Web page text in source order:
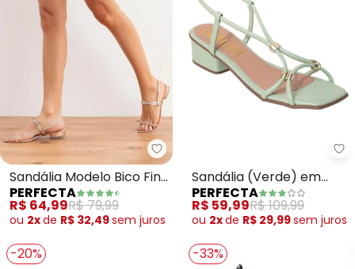
Perfecta - Sandália Modelo
Sandália Modelo Bico Fino
(Cobre) com Strass
PERFECTA
R$ 64,99R$ 79,99
ou 2xde R$ 32,49sem juros
Sandália (Verde) em
Sintético
PERFECTA
R$ 59,99R$ 109,99
ou 2xde R$ 29,99sem juros
-20% -33%